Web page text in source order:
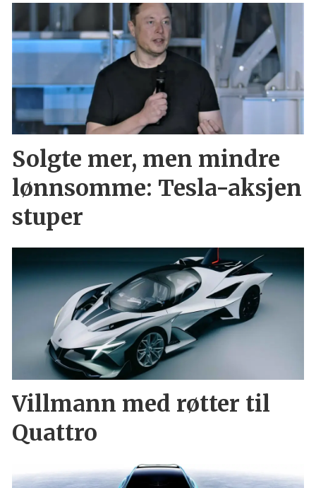
Solgte mer, men mindre
lønnsomme: Tesla-aksjen
stuper
Villmann med røtter til
Quattro